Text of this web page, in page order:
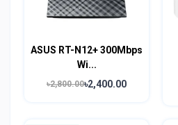
ASUS RT-N12+ 300Mbps
Wi...
৳2,800.00৳2,400.00